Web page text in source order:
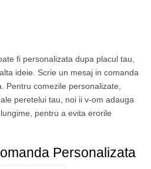
fi personalizata dupa placul tau,
ideie. Scrie un mesaj in comanda
Pentru comezile personalizate,
peretelui tau, noi ii v-om adauga
pentru a evita erorile
Personalizata